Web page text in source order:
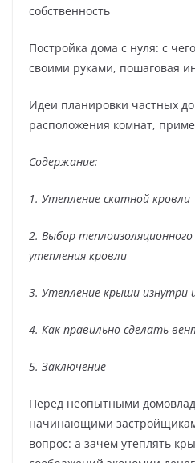
собственность
Постройка дома с нуля: с
своими руками, пошаговая
Идеи планировки частных
расположения комнат,
Содержание:
1. Утепление скатной кровли
2. Выбор
утепления кровли
3. Утепление крыши изнутри
4. Как правильно сделать
5. Заключение
Перед неопытными
начинающими
вопрос: а зачем утеплять